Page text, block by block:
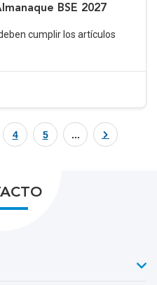
BSE 2027
cumplir los artículos
4 5 ...